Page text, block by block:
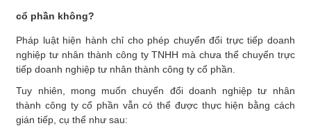
cổ phần không?
Pháp luật hiện hành chỉ cho phép chuyển đổi trực tiếp doanh
nghiệp tư nhân thành công ty TNHH mà chưa thể chuyển trực
tiếp doanh nghiệp tư nhân thành công ty cổ phần.
Tuy nhiên, mong muốn chuyển đổi doanh nghiệp tư nhân
thành công ty cổ phần vẫn có thể được thực hiện bằng cách
gián tiếp, cụ thể như sau: